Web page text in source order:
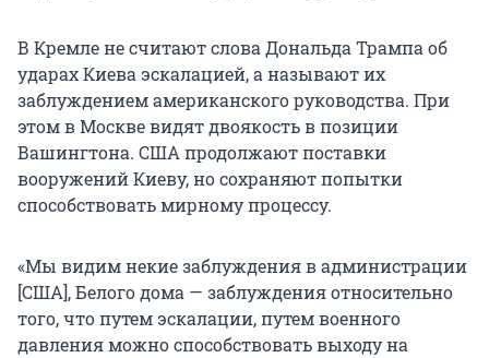
В Кремле не считают слова Дональда Трампа об
ударах Киева эскалацией, а называют их
заблуждением американского руководства. При
этом в Москве видят двоякость в позиции
Вашингтона. США продолжают поставки
вооружений Киеву, но сохраняют попытки
способствовать мирному процессу.
«Мы видим некие заблуждения в администрации
[США], Белого дома — заблуждения относительно
того, что путем эскалации, путем военного
давления можно способствовать выходу на